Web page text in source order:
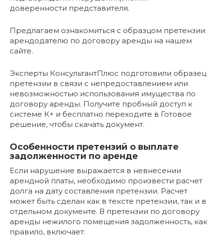
доверенности представителя.
Предлагаем ознакомиться с образцом претензии
арендодателю по договору аренды на нашем
сайте.
Эксперты КонсультантПлюс подготовили образец
претензии в связи с непредоставлением или
невозможностью использования имущества по
договору аренды. Получите пробный доступ к
системе К+ и бесплатно переходите в Готовое
решение, чтобы скачать документ.
Особенности претензий о выплате
задолженности по аренде
Если нарушение выражается в невнесении
арендной платы, необходимо произвести расчет
долга на дату составления претензии. Расчет
может быть сделан как в тексте претензии, так и в
отдельном документе. В претензии по договору
аренды нежилого помещения задолженность, как
правило, включает: